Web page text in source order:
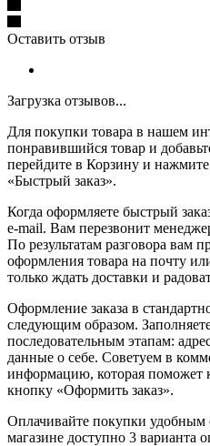
Оставить отзыв
Загрузка отзывов...
Для покупки товара в нашем
понравившийся товар и
перейдите в Корзину и
«Быстрый заказ».
Когда оформляете быстрый
e-mail. Вам перезвонит
По результатам разговора вам
оформления товара на почту
только ждать доставки и
Оформление заказа в
следующим образом.
последовательным этапам:
данные о себе. Советуем в
информацию, которая поможет
кнопку «Оформить заказ».
Оплачивайте покупки удобным
магазине доступно 3 варианта